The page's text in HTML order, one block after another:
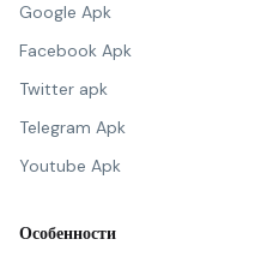
Google Apk
Facebook Apk
Twitter apk
Telegram Apk
Youtube Apk
Особенности